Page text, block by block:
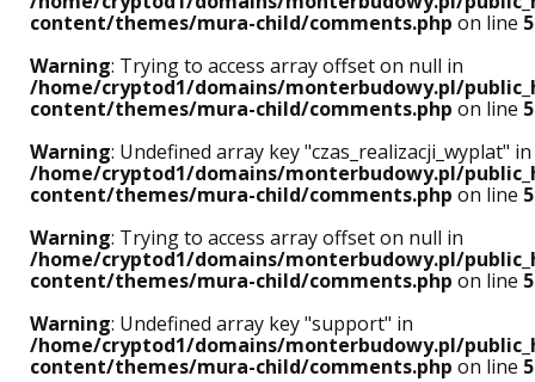
content/themes/mura-child/comments.php on line
Warning: Trying to access array offset on null in
/home/cryptod1/domains/monterbudowy.pl/
content/themes/mura-child/comments.php on line
Warning: Undefined array key "czas_realizacji_wyplat" in
/home/cryptod1/domains/monterbudowy.pl/
content/themes/mura-child/comments.php on line
Warning: Trying to access array offset on null in
/home/cryptod1/domains/monterbudowy.pl/
content/themes/mura-child/comments.php on line
Warning: Undefined array key "support" in
/home/cryptod1/domains/monterbudowy.pl/
content/themes/mura-child/comments.php on line